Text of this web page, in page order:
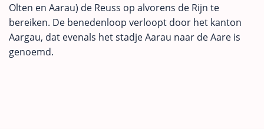
Olten en Aarau) de Reuss op alvorens de Rijn te
bereiken. De benedenloop verloopt door het kanton
Aargau, dat evenals het stadje Aarau naar de Aare is
genoemd.